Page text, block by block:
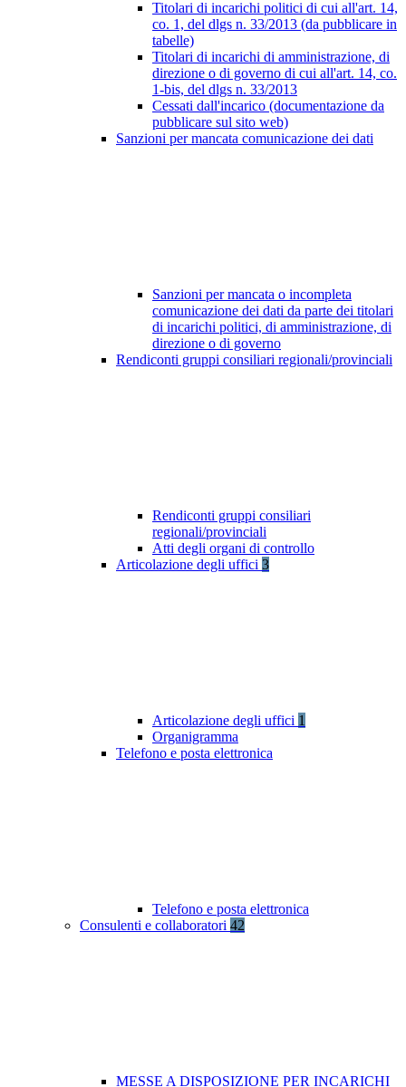
Titolari di incarichi politici di cui all'art. 14,
co. 1, del dlgs n. 33/2013 (da pubblicare in
tabelle)
Titolari di incarichi di amministrazione, di
direzione o di governo di cui all'art. 14, co.
1-bis, del dlgs n. 33/2013
Cessati dall'incarico (documentazione da
pubblicare sul sito web)
Sanzioni per mancata comunicazione dei dati
Sanzioni per mancata o incompleta
comunicazione dei dati da parte dei titolari
di incarichi politici, di amministrazione, di
direzione o di governo
Rendiconti gruppi consiliari regionali/provinciali
Rendiconti gruppi consiliari
regionali/provinciali
Atti degli organi di controllo
Articolazione degli uffici 3
Articolazione degli uffici 1
Organigramma
Telefono e posta elettronica
Telefono e posta elettronica
Consulenti e collaboratori 42
MESSE A DISPOSIZIONE PER INCARICHI